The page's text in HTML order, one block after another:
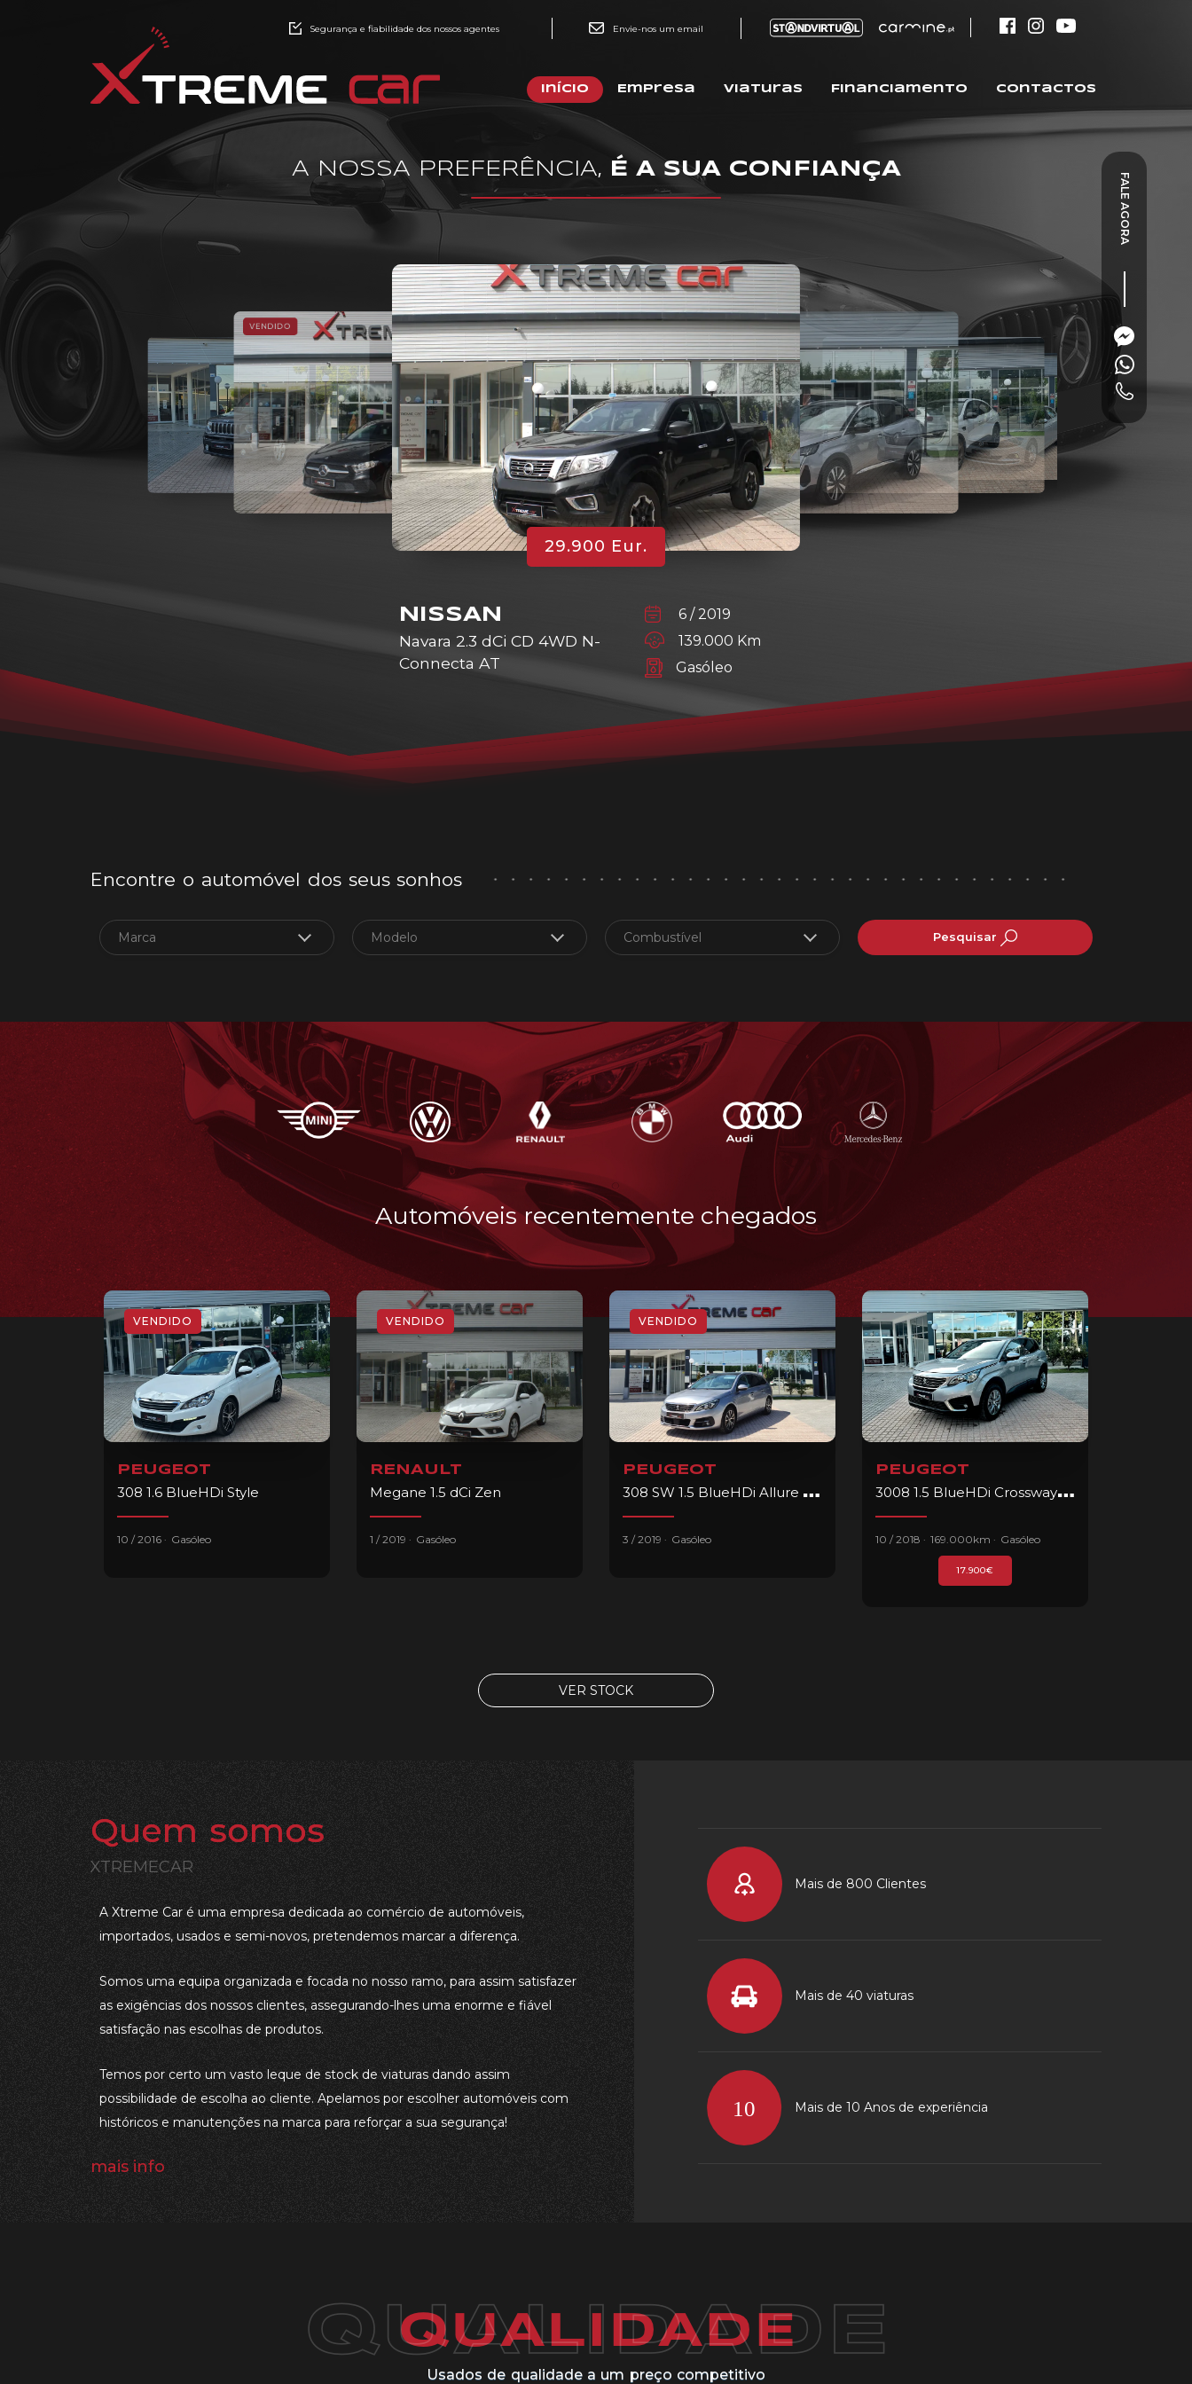
Segurança e fiabilidade dos nossos agentes Envie-nos um email
Início Empresa Viaturas Financiamento Contactos
FALE AGORA
A NOSSA PREFERÊNCIA, É A SUA CONFIANÇA
VENDIDO
VENDIDO
29.900 Eur.
NISSAN
Navara 2.3 dCi CD 4WD N-
Connecta AT
6 / 2019
139.000 Km
Gasóleo
Encontre o automóvel dos seus sonhos
Pesquisar
Automóveis recentemente chegados
VENDIDO
PEUGEOT
308 1.6 BlueHDi Style
10 / 2016 . Gasóleo
VENDIDO
RENAULT
Megane 1.5 dCi Zen
1 / 2019 . Gasóleo
VENDIDO
PEUGEOT
308 SW 1.5 BlueHDi Allure EAT8
3 / 2019 . Gasóleo
PEUGEOT
3008 1.5 BlueHDi Crossway EAT8
10 / 2018 . 169.000km . Gasóleo
17.900€
VER STOCK
Quem somos
XTREMECAR
A Xtreme Car é uma empresa dedicada ao comércio de automóveis,
importados, usados e semi-novos, pretendemos marcar a diferença.
Somos uma equipa organizada e focada no nosso ramo, para assim satisfazer
as exigências dos nossos clientes, assegurando-lhes uma enorme e fiável
satisfação nas escolhas de produtos.
Temos por certo um vasto leque de stock de viaturas dando assim
possibilidade de escolha ao cliente. Apelamos por escolher automóveis com
históricos e manutenções na marca para reforçar a sua segurança!
mais info
Mais de 800 Clientes
Mais de 40 viaturas
Mais de 10 Anos de experiência
Usados de qualidade a um preço competitivo